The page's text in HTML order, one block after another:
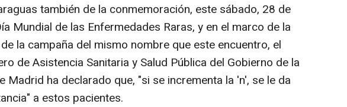
también de la conmemoración, este sábado, 28 de
Mundial de las Enfermedades Raras, y en el marco de la
la campaña del mismo nombre que este encuentro, el
de Asistencia Sanitaria y Salud Pública del Gobierno de la
Madrid ha declarado que, "si se incrementa la 'n', se le da
a estos pacientes.